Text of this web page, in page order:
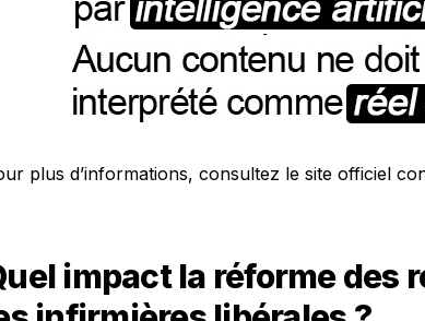
plus d’informations, consultez le site officiel
impact la réforme des